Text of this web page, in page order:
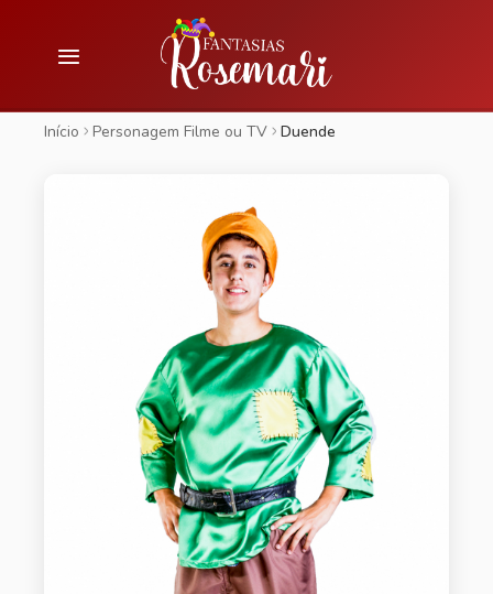
Início Personagem Filme ou TV Duende